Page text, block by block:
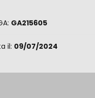
GA215605
il: 09/07/2024